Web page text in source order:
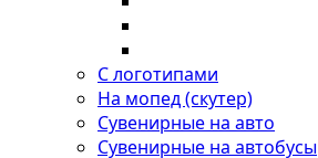
С логотипами
На мопед (скутер)
Сувенирные на авто
Сувенирные на автобусы